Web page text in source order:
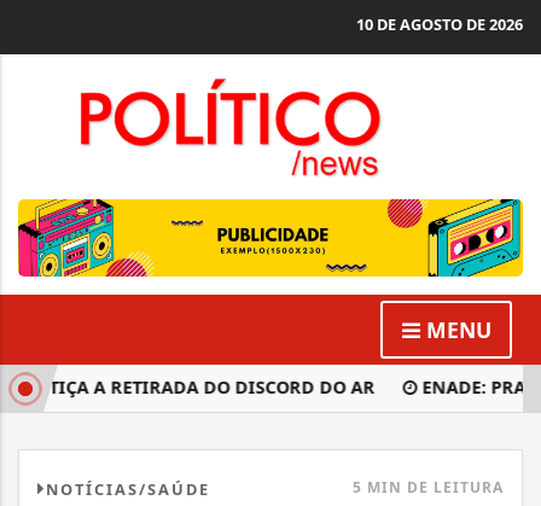
10 DE AGOSTO DE 2026
MENU
A RETIRADA DO DISCORD DO AR ENADE: PRAZO
NOTÍCIAS/SAÚDE 5 MIN DE LEITURA